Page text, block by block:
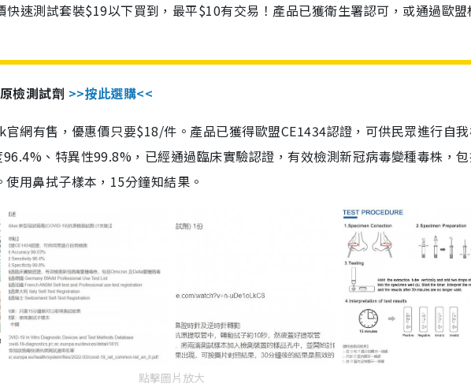
快速測試套裝$19以下買到，最平$10有交易！產品已獲衛生署認可，或通過歐盟
檢測試劑 >>按此選購<<
網有售，優惠價只要$18/件。產品已獲得歐盟CE1434認證，可供民眾進行自
、特異性99.8%，已經通過臨床實驗認證，有效檢測新冠病毒變種毒株，
用鼻拭子樣本，15分鐘知結果。
點擊圖片放大